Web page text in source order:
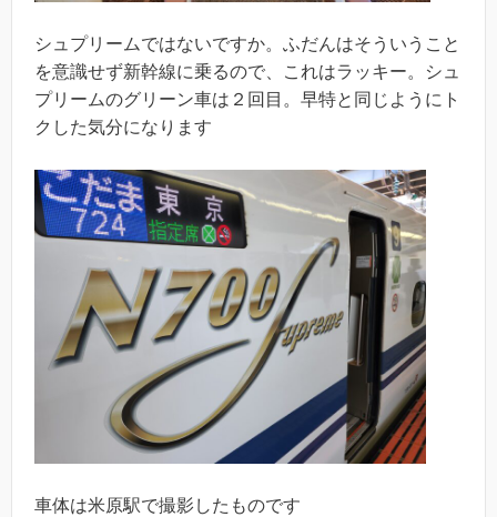
シュプリームではないですか。ふだんはそういうこと
を意識せず新幹線に乗るので、これはラッキー。シュ
プリームのグリーン車は２回目。早特と同じようにト
クした気分になります
車体は米原駅で撮影したものです